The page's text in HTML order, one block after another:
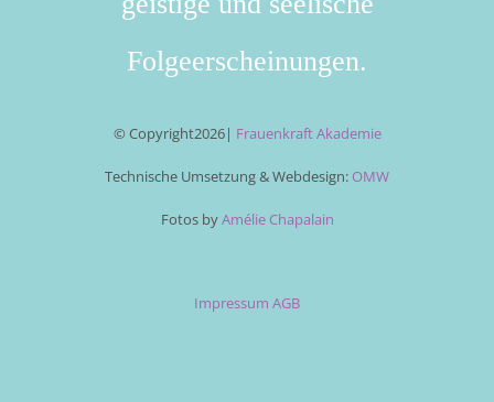
Folgeerscheinungen.
© Copyright2026| Frauenkraft Akademie
Technische Umsetzung & Webdesign: OMW
Fotos byAmélie Chapalain
Impressum AGB